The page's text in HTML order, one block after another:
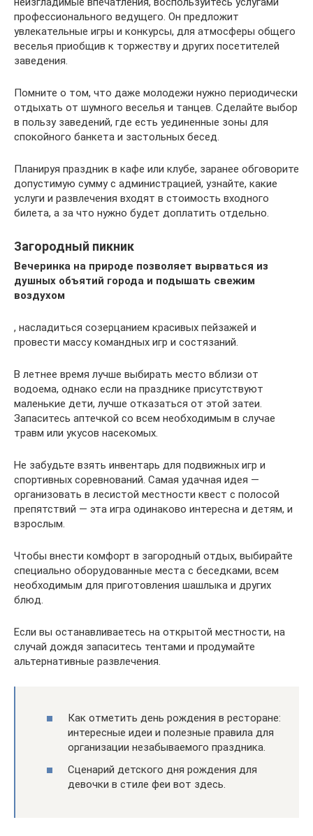
профессионального ведущего. Он предложит
увлекательные игры и конкурсы, для атмосферы общего
веселья приобщив к торжеству и других посетителей
заведения.
Помните о том, что даже молодежи нужно периодически
отдыхать от шумного веселья и танцев. Сделайте выбор
в пользу заведений, где есть уединенные зоны для
спокойного банкета и застольных бесед.
Планируя праздник в кафе или клубе, заранее обговорите
допустимую сумму с администрацией, узнайте, какие
услуги и развлечения входят в стоимость входного
билета, а за что нужно будет доплатить отдельно.
Загородный пикник
Вечеринка на природе позволяет вырваться из
душных объятий города и подышать свежим
воздухом
, насладиться созерцанием красивых пейзажей и
провести массу командных игр и состязаний.
В летнее время лучше выбирать место вблизи от
водоема, однако если на празднике присутствуют
маленькие дети, лучше отказаться от этой затеи.
Запаситесь аптечкой со всем необходимым в случае
травм или укусов насекомых.
Не забудьте взять инвентарь для подвижных игр и
спортивных соревнований. Самая удачная идея —
организовать в лесистой местности квест с полосой
препятствий — эта игра одинаково интересна и детям, и
взрослым.
Чтобы внести комфорт в загородный отдых, выбирайте
специально оборудованные места с беседками, всем
необходимым для приготовления шашлыка и других
блюд.
Если вы останавливаетесь на открытой местности, на
случай дождя запаситесь тентами и продумайте
альтернативные развлечения.
Как отметить день рождения в ресторане:
интересные идеи и полезные правила для
организации незабываемого праздника.
Сценарий детского дня рождения для
девочки в стиле феи вот здесь.